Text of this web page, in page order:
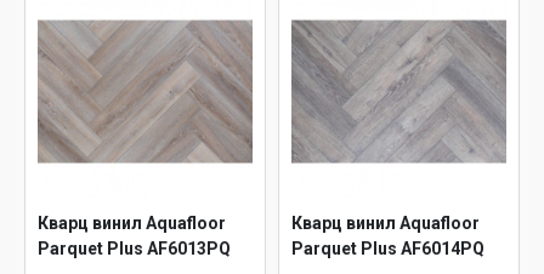
Кварц винил Aquafloor
Parquet Plus AF6013PQ
Кварц винил Aquafloor
Parquet Plus AF6014PQ